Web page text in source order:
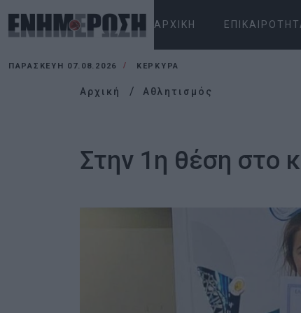
ΑΡΧΙΚΉ
ΠΑΡΑΣΚΕΥΉ 07.08.2026 ΚΕΡΚΥΡΑ
Αρχική Αθλητισμός
Στην 1η θέση στο